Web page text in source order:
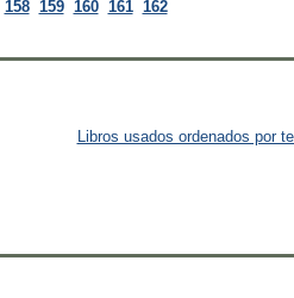
158 159 160 161 162
Libros usados ordenados por